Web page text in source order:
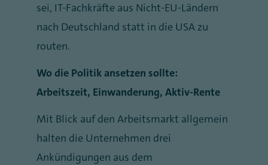
sei, IT-Fachkräfte aus Nicht-EU-Ländern
nach Deutschland statt in die USA zu
routen.
Wo die Politik ansetzen sollte:
Arbeitszeit, Einwanderung, Aktiv-Rente
Mit Blick auf den Arbeitsmarkt allgemein
halten die Unternehmen drei
Ankündigungen aus dem